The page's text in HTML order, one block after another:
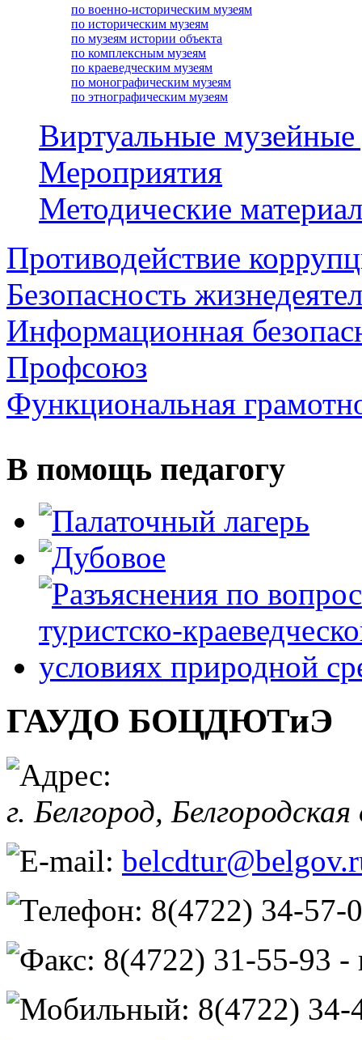
по военно-историческим музеям
по историческим музеям
по музеям истории объекта
по комплексным музеям
по краеведческим музеям
по монографическим музеям
по этнографическим музеям
Виртуальные
Мероприятия
Методические
Противодействие
Безопасность
Информационная
Профсоюз
Функциональная
В помощь педагогу
ГАУДО БОЦДЮТиЭ
г. Белгород,
8(4722) 34-57-
8(4722) 31-55-93 -
8(4722) 34-